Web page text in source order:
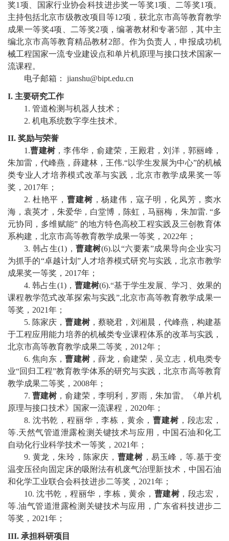
伍
学
科
研
园
生
活
作
交
流
奖1项、国家行业协会科技进步奖一等奖1项、二等奖1项。
主持包括北京市级教改项目等1 2项，获北京市高等教育教学
成果一等奖4项、二等奖2项，编著教材和专著5部，其中主
编北京市高等教育精品教材2部。作为负责人，申报成功机
械工程国家一流专业建设点和单片机原理与接口技术国家一
流课程。
电子邮箱：
jianshu@bipt.edu.cn
I. 主要研究工作
1. 管道检测与机器人技术；
2. 机电系统数字孪生技术。
II. 奖励与荣誉
1.曹建树 ，李伟华，俞建荣，王殿君，刘洋，郭丽峰，
朱加雷，代峰燕，薛建林，王伟.“以学生发展为中心”的机械
类专业人才培养模式改革与实践，北京市教学成果奖一等
奖， 2017年 ；
2. 杜艳平 ，曹建树 ，杨建伟 ， 寇子明 ，化凤芳 ，窦水
海 ， 袁英才 ， 朱爱华 ， 白堂博 ， 陈虹 ，马丽梅 ， 朱加雷. “多
元协同，多维赋能” 的地方特色高校工程实践及三创教育体
系构建，北京市高等教育教学成果一等奖 ， 2022年 ；
3. 韩占生(1) ，曹建树(6). 以“六要素”成果导向企业实习
为抓手的“卓越计划” 人才培养模式研究与实践，北京市教学
成果奖一等奖， 2017年；
4. 韩占生(1)， 曹建树(6).“基于学生发展、学习、效果的
课程教学范式改革探索与实践”,北京市高等教育教学成果一
等奖 ， 2021年 ；
5. 陈家庆，曹建树，蔡晓君，刘湘晨，代峰燕，构建基
于工程应用能力培养的机械类专业课程体系的改革与实践，
北京市高等教育教学成果二等奖， 2012年；
6. 焦向东，曹建树，薛龙，俞建荣，吴立志，机电类专
业“回归工程”教育教学体系的研究与实践，北京市高等教育
教学成果二等奖， 2008年；
7. 曹建树 ，俞建荣，李明利，罗雨，朱加雷。《单片机
原理与接口技术》国家一流课程， 2020年；
8. 沈书乾，程丽华，李栋，黄余，曹建树 ，段志宏，
等.天然气管道泄露检测关键技术与应用，中国石油和化工
自动化行业科学技术一等奖， 2021年；
9. 黄龙，朱玲，陈家庆， 曹建树 ，易玉峰，等.基于变
温变压径向固定床的吸附法有机废气治理新技术，中国石油
和化学工业联合会科技进步二等奖， 2021年；
10.沈书乾，程丽华，李栋，黄余， 曹建树 ，段志宏，
等.油气管道泄露检测关键技术与应用，广东省科技进步二
等奖， 2021年；
III. 承担科研项目